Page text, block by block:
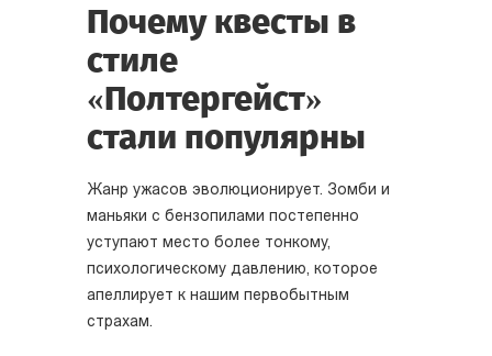
Почему квесты в
стиле
«Полтергейст»
стали популярны
Жанр ужасов эволюционирует. Зомби и
маньяки с бензопилами постепенно
уступают место более тонкому,
психологическому давлению, которое
апеллирует к нашим первобытным
страхам.